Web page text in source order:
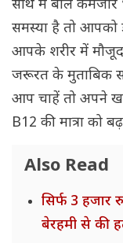
साथ में बाल
समस्या है तो आपको
आपके शरीर में
जरूरत के मुताबिक
आप चाहें तो अपने
B12 की मात्रा को
Also Read
सिर्फ 3 हजार
बेरहमी से की